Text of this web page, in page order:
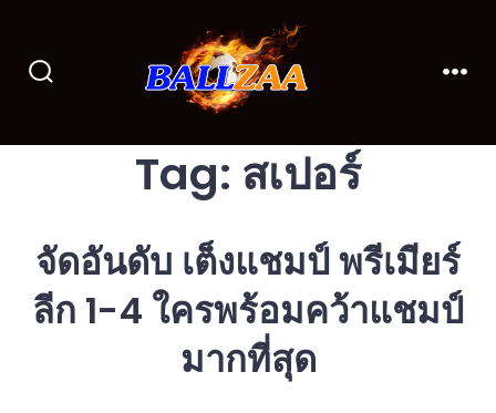
content
Tag: สเปอร์
จัดอันดับ เต็งแชมป์ พรีเมียร์
ลีก 1-4 ใครพร้อมคว้าแชมป์
มากที่สุด